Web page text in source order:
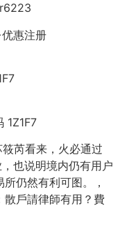
惠注册
1Z1F7
芮看来，火必通过
也说明境内仍有用户
仍然有利可图。，
散戶請律師有用？費